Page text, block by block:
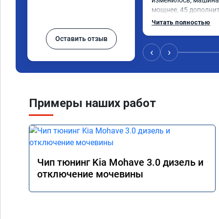
Оставить отзыв
мощнее, 45
существенно
15 город, уже три
12.5. Коробка
Читать полностью
‹ ›
Примеры наших работ
Чип тюнинг Kia Mohave 3.0 дизель и
отключение мочевины